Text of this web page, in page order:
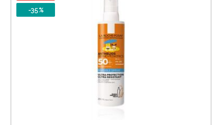
-35 %
Vie Urinarie e Prostata: Sconti fino al 45% oggi!